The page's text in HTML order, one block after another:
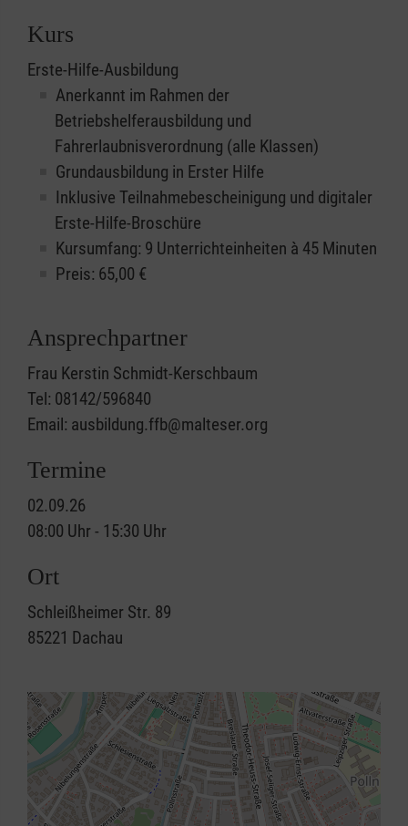
Kurs
Erste-Hilfe-Ausbildung
Anerkannt im Rahmen der
Betriebshelferausbildung und
Fahrerlaubnisverordnung (alle Klassen)
Grundausbildung in Erster Hilfe
Inklusive Teilnahmebescheinigung und digitaler
Erste-Hilfe-Broschüre
Kursumfang: 9 Unterrichteinheiten à 45 Minuten
Preis: 65,00 €
Ansprechpartner
Frau Kerstin Schmidt-Kerschbaum
Tel: 08142/596840
Email: ausbildung.ffb@malteser.org
Termine
02.09.26
08:00 Uhr - 15:30 Uhr
Ort
Schleißheimer Str. 89
85221 Dachau